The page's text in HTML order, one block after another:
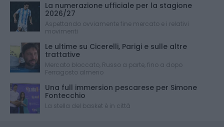
La numerazione ufficiale per la stagione
2026/27
Aspettando ovviamente fine mercato e i relativi
movimenti
Le ultime su Cicerelli, Parigi e sulle altre
trattative
Mercato bloccato, Russo a parte, fino a dopo
Ferragosto almeno
Una full immersion pescarese per Simone
Fontecchio
La stella del basket è in città